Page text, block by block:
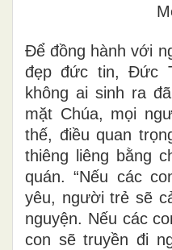
Để đồng hành với
đẹp đức tin, Đức
không ai sinh ra
mặt Chúa, mọi
thế, điều quan
thiêng liêng bằng
quán. “Nếu các
yêu, người trẻ sẽ
nguyện. Nếu các
con sẽ truyền đi